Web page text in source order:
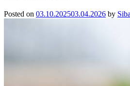
Posted on 03.10.202503.04.2026 by